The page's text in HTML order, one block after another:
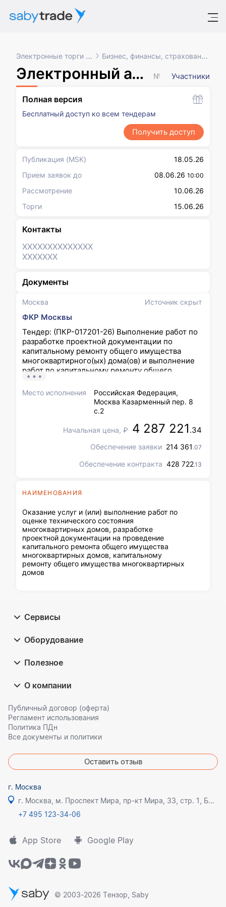
Электронные торги и закупки Бизнес, финансы, страхование, маркетинг
Электронный аукцион на оказание услуг или выполнение работ по капитальному ремонту общего имущества в многоквартирном доме Участники
Москва Источник скрыт
ФКР Москвы
Тендер: (ПКР-017201-26) Выполнение работ по
разработке проектной документации по
капитальному ремонту общего имущества
многоквартирного(ых) дома(ов) и выполнение
работ по капитальному ремонту общего
имущества в многоквартирном(ых) доме(ах) г.
Москвы по адресу(ам):ЦАО, Казарменный пер. 8
Место исполнения
Российская Федерация,
Москва Казарменный пер. 8
с.2
Начальная цена, ₽ 4 287 221 .34
Обеспечение заявки 214 361 .07
Обеспечение контракта 428 722.13
НАИМЕНОВАНИЯ
Оказание услуг и (или) выполнение работ по
оценке технического состояния
многоквартирных домов, разработке
проектной документации на проведение
капитального ремонта общего имущества
многоквартирных домов, капитальному
ремонту общего имущества многоквартирных
домов
Полная версия
Бесплатный доступ ко всем тендерам
Получить доступ
Публикация (MSK)
18.05.26
Прием заявок до
08.06.26 10:00
Рассмотрение
10.06.26
Торги
15.06.26
Контакты
XXXXXXXXXXXXXX
XXXXXXX
Документы
Сервисы
Оборудование
Полезное
О компании
Публичный договор (оферта)
Регламент использования
Политика ПДн
Все документы и политики
Оставить отзыв
г. Москва
г. Москва, м. Проспект Мира, пр-кт Мира, 33, стр. 1, БЦ Олимпик плаза
+7 495 123-34-06
App Store Google Play
saby © 2003-2026 Тензор, Saby